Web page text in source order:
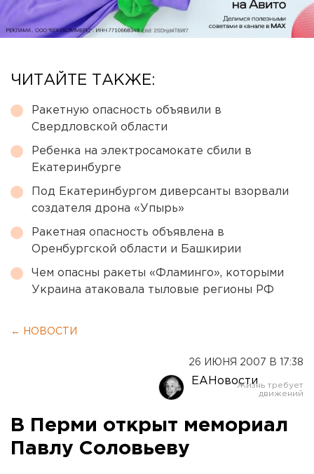
ЧИТАЙТЕ ТАКЖЕ:
Ракетную опасность объявили в
Свердловской области
Ребенка на электросамокате сбили в
Екатеринбурге
Под Екатеринбургом диверсанты взорвали
создателя дрона «Упырь»
Ракетная опасность объявлена в
Оренбургской области и Башкирии
Чем опасны ракеты «Фламинго», которыми
Украина атаковала тыловые регионы РФ
← НОВОСТИ
26 ИЮНЯ 2007 В 17:38
ЕАНовости
В Перми открыт мемориал
Павлу Соловьеву